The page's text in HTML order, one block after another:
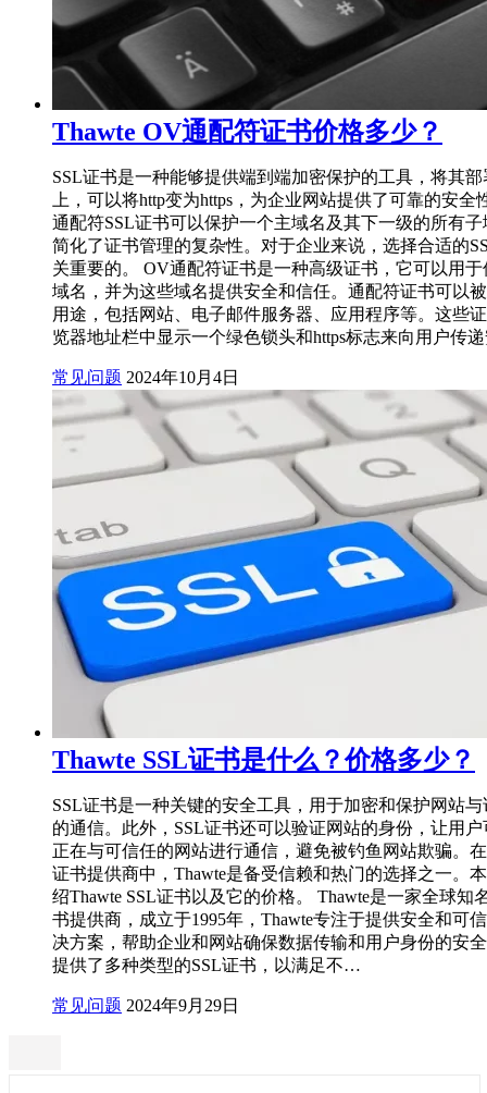
Thawte OV通配符证书价格多少？
SSL证书是一种能够提供端到端加密保护的工具，将其
上，可以将http变为https，为企业网站提供了可靠的安全
通配符SSL证书可以保护一个主域名及其下一级的所有
简化了证书管理的复杂性。对于企业来说，选择合适的
关重要的。 OV通配符证书是一种高级证书，它可以用
域名，并为这些域名提供安全和信任。通配符证书可以
用途，包括网站、电子邮件服务器、应用程序等。这些
览器地址栏中显示一个绿色锁头和https标志来向用户传
常见问题 2024年10月4日
Thawte SSL证书是什么？价格多少？
SSL证书是一种关键的安全工具，用于加密和保护网站
的通信。此外，SSL证书还可以验证网站的身份，让用
正在与可信任的网站进行通信，避免被钓鱼网站欺骗。
证书提供商中，Thawte是备受信赖和热门的选择之一。
绍Thawte SSL证书以及它的价格。 Thawte是一家全球知
书提供商，成立于1995年，Thawte专注于提供安全和可
决方案，帮助企业和网站确保数据传输和用户身份的安
提供了多种类型的SSL证书，以满足不…
常见问题 2024年9月29日